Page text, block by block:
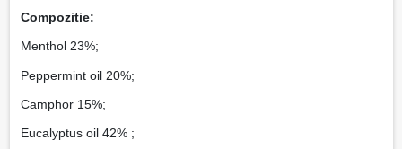
Compozitie:
Menthol 23%;
Peppermint oil 20%;
Camphor 15%;
Eucalyptus oil 42% ;